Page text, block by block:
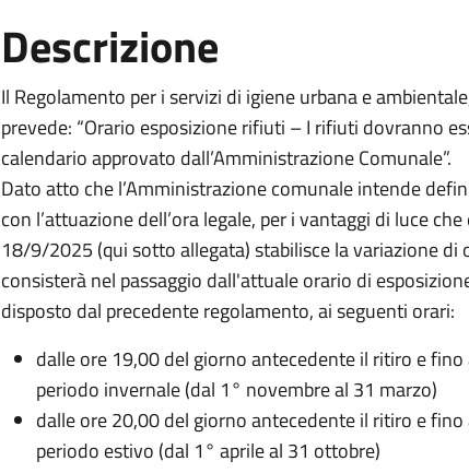
Descrizione
Il Regolamento per i servizi di igiene urbana e
prevede: “Orario esposizione rifiuti – I rifiuti dovranno
calendario approvato dall’Amministrazione Comunale”.
Dato atto che l’Amministrazione comunale intende
con l’attuazione dell’ora legale, per i vantaggi di luce
18/9/2025 (qui sotto allegata) stabilisce la variazione
consisterà nel passaggio dall'attuale orario di
disposto dal precedente regolamento, ai seguenti orari:
dalle ore 19,00 del giorno antecedente il ritiro e
periodo invernale (dal 1° novembre al 31 marzo)
dalle ore 20,00 del giorno antecedente il ritiro e
periodo estivo (dal 1° aprile al 31 ottobre)